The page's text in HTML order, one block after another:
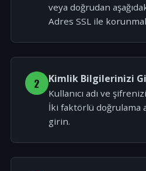
veya doğrudan
Adres SSL ile
2 Kimlik Bilgilerinizi
Kullanıcı adı ve
İki faktörlü doğrulama
girin.